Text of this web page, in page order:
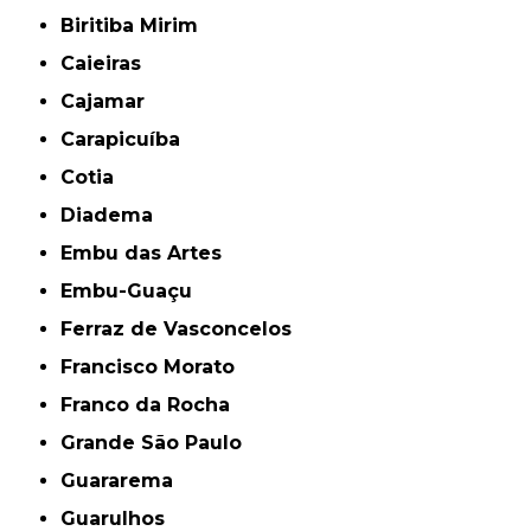
Biritiba Mirim
Caieiras
Cajamar
Carapicuíba
Cotia
Diadema
Embu das Artes
Embu-Guaçu
Ferraz de Vasconcelos
Francisco Morato
Franco da Rocha
Grande São Paulo
Guararema
Guarulhos